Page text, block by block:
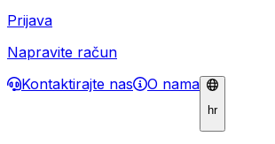
Prijava
Napravite račun
Kontaktirajte nas
O nama
hr